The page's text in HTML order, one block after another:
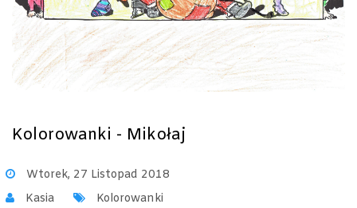
Kolorowanki - Mikołaj
Wtorek, 27 Listopad 2018
Kasia
Kolorowanki